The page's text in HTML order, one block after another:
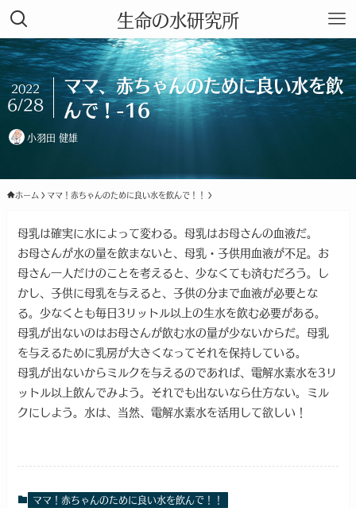
生命の水研究所
ママ、赤ちゃんのために良い水を飲
んで！-16
2022
6/28
小羽田 健雄
ホーム ママ！赤ちゃんのために良い水を飲んで！！
母乳は確実に水によって変わる。母乳はお母さんの血液だ。
お母さんが水の量を飲まないと、母乳・子供用血液が不足。お
母さん一人だけのことを考えると、少なくても済むだろう。し
かし、子供に母乳を与えると、子供の分まで血液が必要とな
る。少なくとも毎日3リットル以上の生水を飲む必要がある。
母乳が出ないのはお母さんが飲む水の量が少ないからだ。母乳
を与えるために乳房が大きくなってそれを保持している。
母乳が出ないからミルクを与えるのであれば、電解水素水を3リ
ットル以上飲んでみよう。それでも出ないなら仕方ない。ミル
クにしよう。水は、当然、電解水素水を活用して欲しい！
ママ！赤ちゃんのために良い水を飲んで！！